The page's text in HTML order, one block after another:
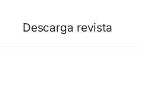
Descarga revista